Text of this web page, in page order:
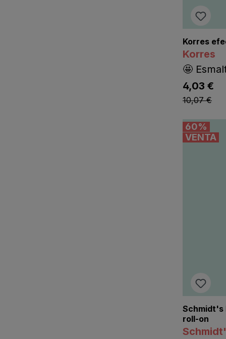
Korres
Korres
🤩
4,03 €
10,07 €
60%
VENTA
Schmidt's
roll-on